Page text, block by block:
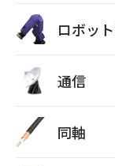
ロボッ
通信
同軸